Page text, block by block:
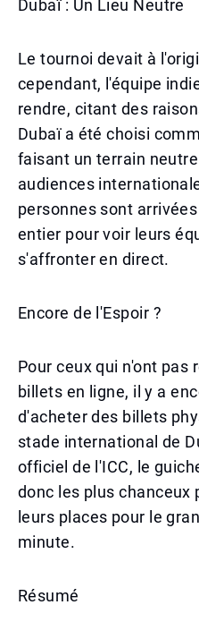
Dubaï : Un Lieu Neutre
Le tournoi devait à
cependant, l'équipe
rendre, citant des
Dubaï a été choisi
faisant un terrain
audiences
personnes sont
entier pour voir leurs
s'affronter en direct.
Encore de l'Espoir ?
Pour ceux qui n'ont pas
billets en ligne, il y a
d'acheter des billets
stade international de
officiel de l'ICC, le
donc les plus
leurs places pour le
minute.
Résumé